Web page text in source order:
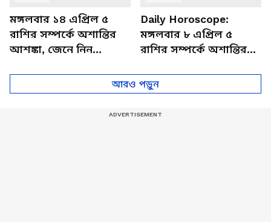
মঙ্গলবার ১৪ এপ্রিল ৫
রাশির সম্পর্কে অশান্তির
আশঙ্কা, জেনে নিন
Daily Horoscope:
মঙ্গলবার ৮ এপ্রিল ৫
রাশির সম্পর্কে অশান্তির
আজকের রাশিফল
আরও পড়ুন